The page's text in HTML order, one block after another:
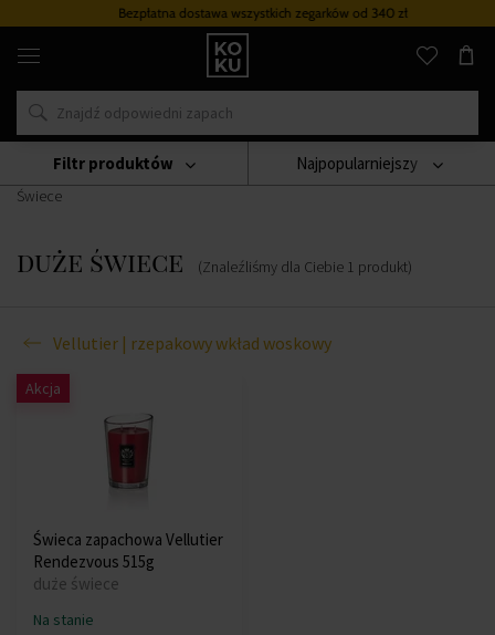
Bezpłatna dostawa wszystkich zegarkówod 340 zł
Oryginalne
perfumy
zegarki
w
miejscu
Świece
Vellutier | Rzepakowy Wkład Woskowy
Duże
Świece
duże świece (Znaleźliśmy dla Ciebie 1 produkt)
Najpopularniejszy
Vellutier | rzepakowy wkład woskowy
Filtr produktów
Akcja
Świeca zapachowa Vellutier
Rendezvous 515g
duże świece
Na stanie